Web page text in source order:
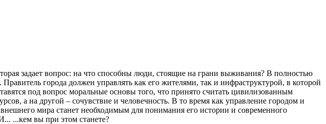
задает вопрос: на что способны люди, стоящие на грани выживания? В полностью
города должен управлять как его жителями, так и инфраструктурой, в которой
под вопрос моральные основы того, что принято считать цивилизованным
а на другой – сочувствие и человечность. В то время как управление городом и
мира станет необходимым для понимания его истории и современного
...кем вы при этом станете?